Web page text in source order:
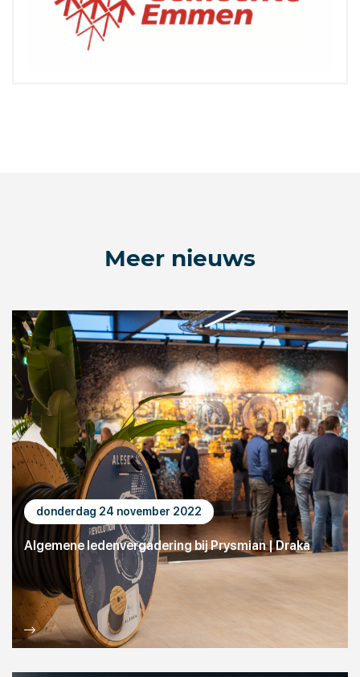
Meer nieuws
donderdag 24 november 2022
Algemene ledenvergadering bij Prysmian | Draka